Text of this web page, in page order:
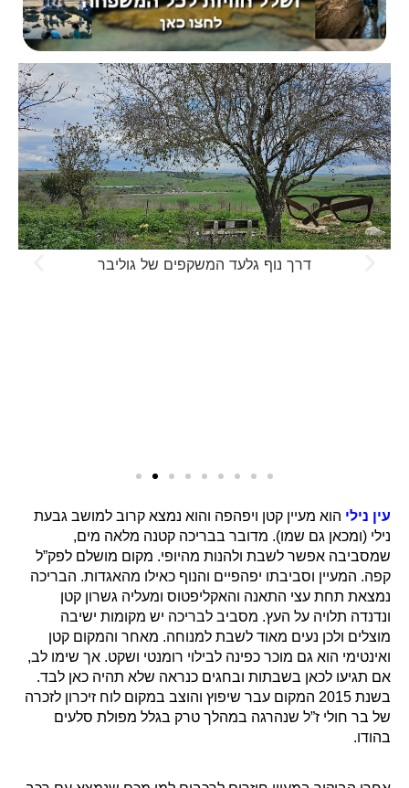
דרך נוף גלעד המשקפים של גוליבר
עין נילי הוא מעיין קטן ויפהפה והוא נמצא קרוב למושב גבעת
נילי (ומכאן גם שמו). מדובר בבריכה קטנה מלאה מים,
שמסביבה אפשר לשבת ולהנות מהיופי. מקום מושלם לפק”ל
קפה. המעיין וסביבתו יפהפיים והנוף כאילו מהאגדות. הבריכה
נמצאת תחת עצי התאנה והאקליפטוס ומעליה גשרון קטן
ונדנדה תלויה על העץ. מסביב לבריכה יש מקומות ישיבה
מוצלים ולכן נעים מאוד לשבת למנוחה. מאחר והמקום קטן
ואינטימי הוא גם מוכר כפינה לבילוי רומנטי ושקט. אך שימו לב,
אם תגיעו לכאן בשבתות ובחגים כנראה שלא תהיה כאן לבד.
בשנת 2015 המקום עבר שיפוץ והוצב במקום לוח זיכרון לזכרה
של בר חולי ז”ל שנהרגה במהלך טרק בגלל מפולת סלעים
בהודו.